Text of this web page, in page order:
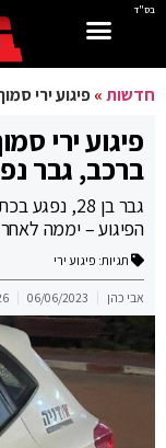
בס"ד
חדשות»פיגוע ירי סמוך לחווארה: 12
ברכב, גבר
גבר בן 28,
הפיגוע – יממה
תגיות: פיגוע ירי
אבי כהן 06/06/2023